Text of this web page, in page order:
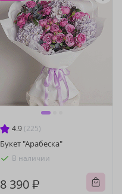
4.9 (225)
Букет "Арабеска"
В наличии
8 390 ₽